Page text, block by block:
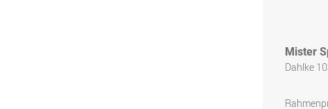
Mister
Dahlke